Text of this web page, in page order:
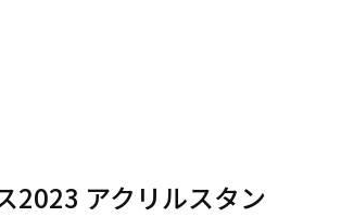
2023 アクリルスタン